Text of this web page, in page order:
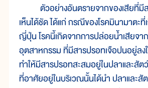
ตัวอย่างอันตรายจากของเสียที่มีส
เห็นได้ชัด ได้แก่ กรณีของโรคมินามาตะที่
ญี่ปุ่น โรคนี้เกิดจากการปล่อยน้ำเสียจาก
อุตสาหกรรม ที่มีสารปรอทเจือปนอยู่ลง
ทำให้มีสารปรอทสะสมอยู่ในปลาและสั
ที่อาศัยอยู่ในบริเวณนั้นได้นำ ปลาและสั